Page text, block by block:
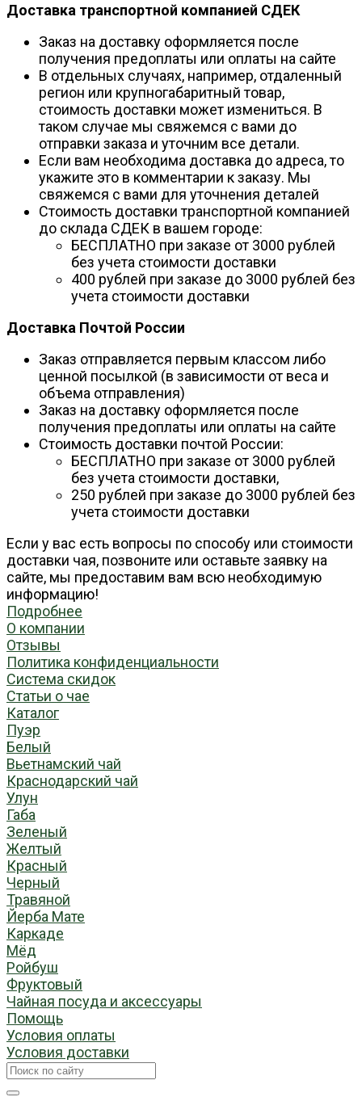
Доставка транспортной компанией СДЕК
Заказ на доставку оформляется после
получения предоплаты или оплаты на сайте
В отдельных случаях, например, отдаленный
регион или крупногабаритный товар,
стоимость доставки может измениться. В
таком случае мы свяжемся с вами до
отправки заказа и уточним все детали.
Если вам необходима доставка до адреса, то
укажите это в комментарии к заказу. Мы
свяжемся с вами для уточнения деталей
Стоимость доставки транспортной компанией
до склада СДЕК в вашем городе:
БЕСПЛАТНО при заказе от 3000 рублей
без учета стоимости доставки
400 рублей при заказе до 3000 рублей без
учета стоимости доставки
Доставка Почтой России
Заказ отправляется первым классом либо
ценной посылкой (в зависимости от веса и
объема отправления)
Заказ на доставку оформляется после
получения предоплаты или оплаты на сайте
Стоимость доставки почтой России:
БЕСПЛАТНО при заказе от 3000 рублей
без учета стоимости доставки,
250 рублей при заказе до 3000 рублей без
учета стоимости доставки
Если у вас есть вопросы по способу или стоимости
доставки чая, позвоните или оставьте заявку на
сайте, мы предоставим вам всю необходимую
информацию!
Подробнее
О компании
Отзывы
Политика конфиденциальности
Система скидок
Статьи о чае
Каталог
Пуэр
Белый
Вьетнамский чай
Краснодарский чай
Улун
Габа
Зеленый
Желтый
Красный
Черный
Травяной
Йерба Мате
Каркаде
Мёд
Ройбуш
Фруктовый
Чайная посуда и аксессуары
Помощь
Условия оплаты
Условия доставки